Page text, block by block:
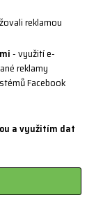
reklamou
- využití e-
reklamy
Facebook
a využitím dat